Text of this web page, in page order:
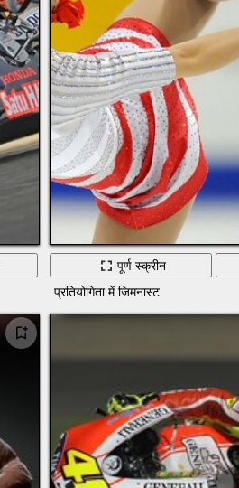
पूर्ण स्क्रीन
प्रतियोगिता में जिमनास्ट